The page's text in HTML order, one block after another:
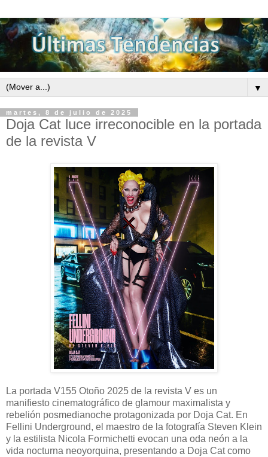
▼
martes, 8 de julio de 2025
Doja Cat luce irreconocible en la portada
de la revista V
La portada V155 Otoño 2025 de la revista V es un
manifiesto cinematográfico de glamour maximalista y
rebelión posmedianoche protagonizada por Doja Cat. En
Fellini Underground, el maestro de la fotografía Steven Klein
y la estilista Nicola Formichetti evocan una oda neón a la
vida nocturna neoyorquina, presentando a Doja Cat como